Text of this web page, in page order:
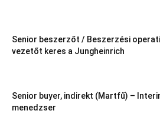
Senior beszerzőt / Beszerzési
vezetőt keres a Jungheinrich
Senior buyer, indirekt (Martfű) –
menedzser